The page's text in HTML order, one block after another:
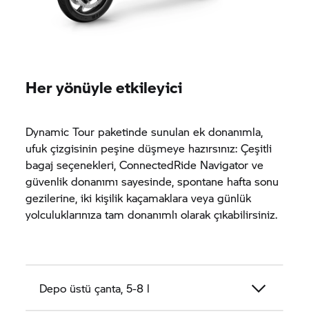
Her yönüyle etkileyici
Dynamic Tour paketinde sunulan ek donanımla,
ufuk çizgisinin peşine düşmeye hazırsınız: Çeşitli
bagaj seçenekleri, ConnectedRide Navigator ve
güvenlik donanımı sayesinde, spontane hafta sonu
gezilerine, iki kişilik kaçamaklara veya günlük
yolculuklarınıza tam donanımlı olarak çıkabilirsiniz.
Depo üstü çanta, 5-8 l